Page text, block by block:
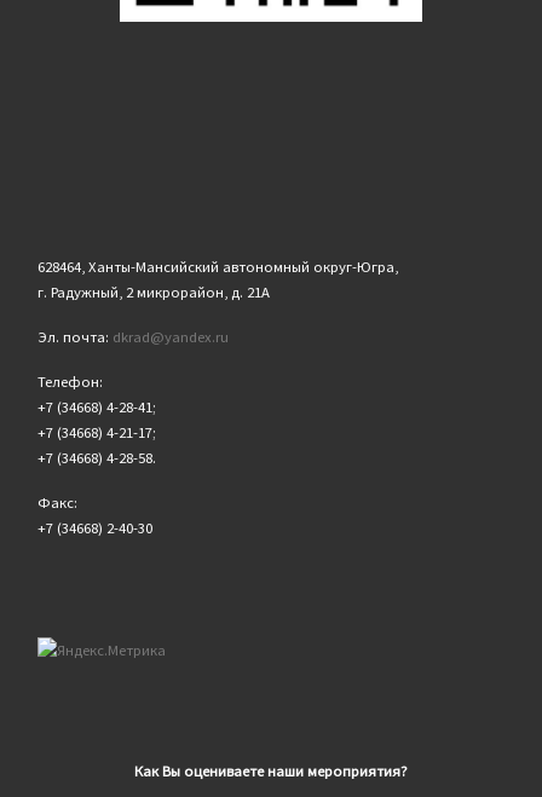
628464, Ханты-Мансийский автономный округ-Югра,
г. Радужный, 2 микрорайон, д. 21А
Эл. почта: dkrad@yandex.ru
Телефон:
+7 (34668) 4-28-41;
+7 (34668) 4-21-17;
+7 (34668) 4-28-58.
Факс:
+7 (34668) 2-40-30
Как Вы оцениваете наши мероприятия?